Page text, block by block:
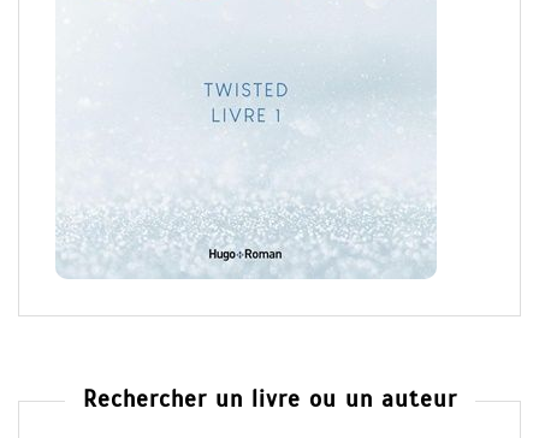
Rechercher un livre ou un auteur